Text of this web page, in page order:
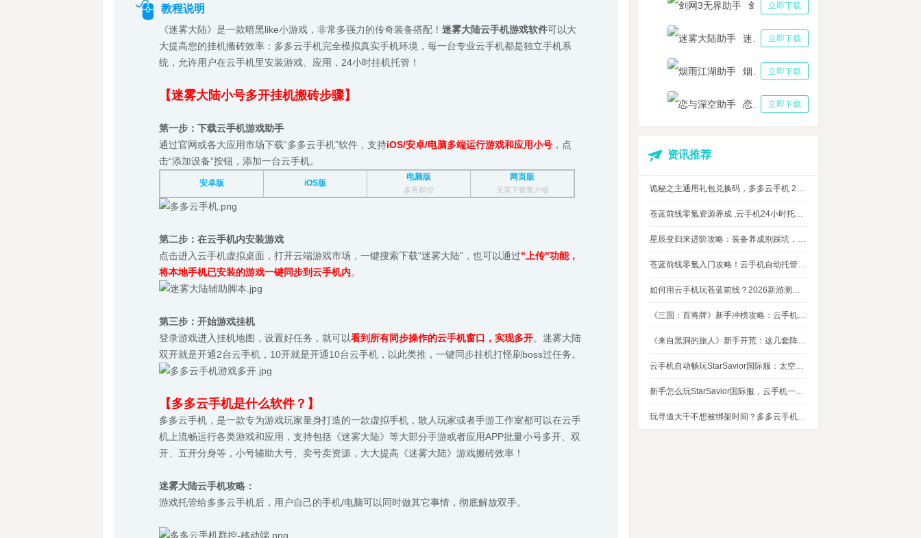
教程说明
《迷雾大陆》是一款暗黑like小游戏，非常多强力的传奇装备搭配！ 迷雾大陆云手机游戏软件可以大
大提高您的挂机搬砖效率：多多云手机完全模拟真实手机环境，每一台专业云手机都是独立手机系
统，允许用户在云手机里安装游戏、应用，24小时挂机托管！
【迷雾大陆小号多开挂机搬砖步骤】
第一步：下载云手机游戏助手
通过官网或各大应用市场下载“多多云手机”软件，支持iOS/安卓/电脑多端运行游戏和应用小号 ，点
击“添加设备”按钮，添加一台云手机。
安卓版 iOS版
电脑版
多开群控
网页版
无需下载客户端
第二步：在云手机内安装游戏
点击进入云手机虚拟桌面，打开云端游戏市场，一键搜索下载“迷雾大陆”，也可以通过"上传"功能，
将本地手机已安装的游戏一键同步到云手机内。
第三步：开始游戏挂机
登录游戏进入挂机地图，设置好任务，就可以看到所有同步操作的云手机窗口，实现多开。迷雾大陆
双开就是开通2台云手机，10开就是开通10台云手机，以此类推，一键同步挂机打怪刷boss过任务。
【多多云手机是什么软件？】
多多云手机，是一款专为游戏玩家量身打造的一款虚拟手机，散人玩家或者手游工作室都可以在云手
机上流畅运行各类游戏和应用，支持包括《迷雾大陆》等大部分手游或者应用APP批量小号多开、双
开、五开分身等，小号辅助大号、卖号卖资源，大大提高《迷雾大陆》游戏搬砖效率！
迷雾大陆云手机攻略：
游戏托管给多多云手机后，用户自己的手机/电脑可以同时做其它事情，彻底解放双手。
立即下载
立即下载
立即下载
立即下载
资讯推荐
诡秘之主通用礼包兑换码，多多云手机 24 小时挂机攻略
苍蓝前线零氪资源养成 ,云手机24小时托管，上班自动肝资源
星辰变归来进阶攻略：装备养成别踩坑，这几个技巧让你省下80%资源
苍蓝前线零氪入门攻略！云手机自动托管，24小时自动刷资源不掉队
如何用云手机玩苍蓝前线？2026新游测评，新手入坑玩法指南
《三国：百将牌》新手冲榜攻略：云手机多开挂机，轻松拿捏牌局优势
《来自黑洞的旅人》新手开荒：这几套阵容，实测好用
云手机自动畅玩StarSavior国际服：太空星战到底值不值得入坑
新手怎么玩StarSavior国际服，云手机一键搞定
玩寻道大千不想被绑架时间？多多云手机帮我自动挂机平衡游戏和生活